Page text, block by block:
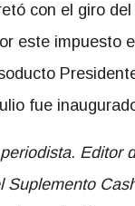
con el giro
este impuesto
fue
Editor
Suplemento